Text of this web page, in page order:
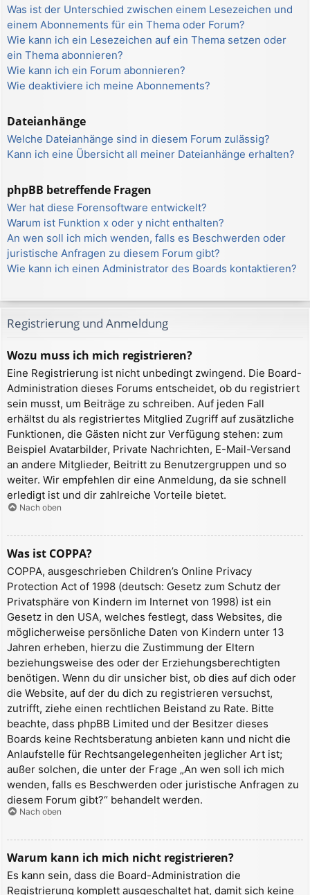
Was ist der Unterschied zwischen einem Lesezeichen und
einem Abonnements für ein Thema oder Forum?
Wie kann ich ein Lesezeichen auf ein Thema setzen oder
ein Thema abonnieren?
Wie kann ich ein Forum abonnieren?
Wie deaktiviere ich meine Abonnements?
Dateianhänge
Welche Dateianhänge sind in diesem Forum zulässig?
Kann ich eine Übersicht all meiner Dateianhänge erhalten?
phpBB betreffende Fragen
Wer hat diese Forensoftware entwickelt?
Warum ist Funktion x oder y nicht enthalten?
An wen soll ich mich wenden, falls es Beschwerden oder
juristische Anfragen zu diesem Forum gibt?
Wie kann ich einen Administrator des Boards kontaktieren?
Registrierung und Anmeldung
Wozu muss ich mich registrieren?
Eine Registrierung ist nicht unbedingt zwingend. Die Board-
Administration dieses Forums entscheidet, ob du registriert
sein musst, um Beiträge zu schreiben. Auf jeden Fall
erhältst du als registriertes Mitglied Zugriff auf zusätzliche
Funktionen, die Gästen nicht zur Verfügung stehen: zum
Beispiel Avatarbilder, Private Nachrichten, E-Mail-Versand
an andere Mitglieder, Beitritt zu Benutzergruppen und so
weiter. Wir empfehlen dir eine Anmeldung, da sie schnell
erledigt ist und dir zahlreiche Vorteile bietet.
Nach oben
Was ist COPPA?
COPPA, ausgeschrieben Children’s Online Privacy
Protection Act of 1998 (deutsch: Gesetz zum Schutz der
Privatsphäre von Kindern im Internet von 1998) ist ein
Gesetz in den USA, welches festlegt, dass Websites, die
möglicherweise persönliche Daten von Kindern unter 13
Jahren erheben, hierzu die Zustimmung der Eltern
beziehungsweise des oder der Erziehungsberechtigten
benötigen. Wenn du dir unsicher bist, ob dies auf dich oder
die Website, auf der du dich zu registrieren versuchst,
zutrifft, ziehe einen rechtlichen Beistand zu Rate. Bitte
beachte, dass phpBB Limited und der Besitzer dieses
Boards keine Rechtsberatung anbieten kann und nicht die
Anlaufstelle für Rechtsangelegenheiten jeglicher Art ist;
außer solchen, die unter der Frage „An wen soll ich mich
wenden, falls es Beschwerden oder juristische Anfragen zu
diesem Forum gibt?“ behandelt werden.
Nach oben
Warum kann ich mich nicht registrieren?
Es kann sein, dass die Board-Administration die
Registrierung komplett ausgeschaltet hat, damit sich keine